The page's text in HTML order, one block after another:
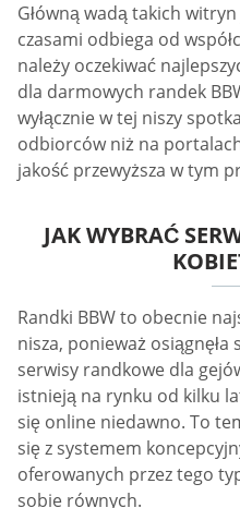
Główną wadą takich
czasami odbiega od
należy oczekiwać
dla darmowych randek
wyłącznie w tej niszy
odbiorców niż na
jakość przewyższa w tym
JAK WYBRAĆ
Randki BBW to obecnie
nisza, ponieważ osiągnęła
serwisy randkowe dla
istnieją na rynku od kilku
się online niedawno. To
się z systemem
oferowanych przez tego
sobie równych.